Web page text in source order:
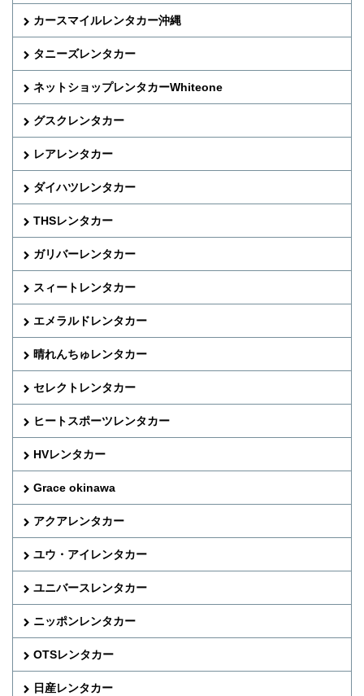
カースマイルレンタカー沖縄
タニーズレンタカー
ネットショップレンタカーWhiteone
グスクレンタカー
レアレンタカー
ダイハツレンタカー
THSレンタカー
ガリバーレンタカー
スィートレンタカー
エメラルドレンタカー
晴れんちゅレンタカー
セレクトレンタカー
ヒートスポーツレンタカー
HVレンタカー
Grace okinawa
アクアレンタカー
ユウ・アイレンタカー
ユニバースレンタカー
ニッポンレンタカー
OTSレンタカー
日産レンタカー